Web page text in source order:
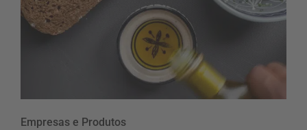
Empresas e Produtos